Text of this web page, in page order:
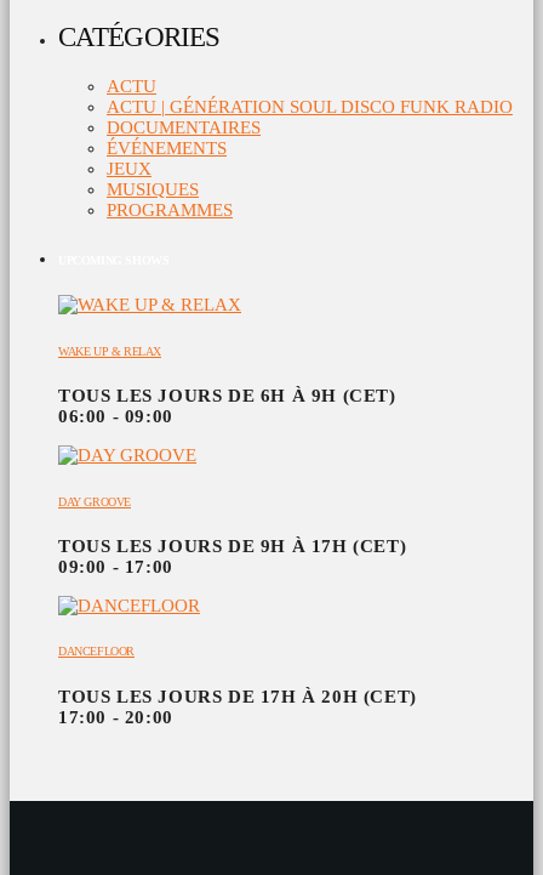
CATÉGORIES
ACTU
ACTU | GÉNÉRATION SOUL DISCO FUNK RADIO
DOCUMENTAIRES
ÉVÉNEMENTS
JEUX
MUSIQUES
PROGRAMMES
WAKE UP & RELAX
TOUS LES JOURS DE 6H À 9H (CET)
06:00 - 09:00
DAY GROOVE
TOUS LES JOURS DE 9H À 17H (CET)
09:00 - 17:00
DANCEFLOOR
TOUS LES JOURS DE 17H À 20H (CET)
17:00 - 20:00